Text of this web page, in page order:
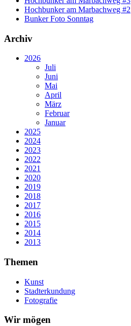
Hochbunker am Marbachweg #2
Bunker Foto Sonntag
Archiv
2026
Juli
Juni
Mai
April
März
Februar
Januar
2025
2024
2023
2022
2021
2020
2019
2018
2017
2016
2015
2014
2013
Themen
Kunst
Stadterkundung
Fotografie
Wir mögen